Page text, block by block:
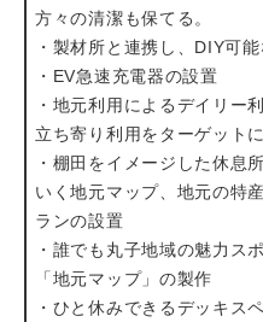
方々の清潔も保てる。
・製材所と連携し、DIY可
・EV急速充電器の設置
・地元利用によるデイリー
立ち寄り利用をターゲットに
・棚田をイメージした休息
いく地元マップ、地元の特
ランの設置
・誰でも丸子地域の魅力ス
「地元マップ」の製作
・ひと休みできるデッキス